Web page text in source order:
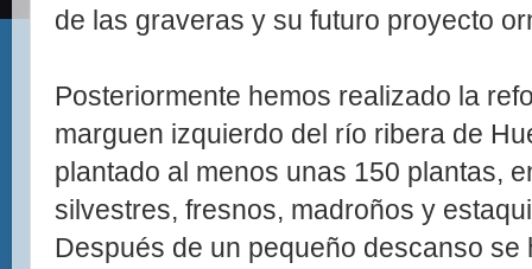
de las graveras y su futuro proyecto
Posteriormente hemos realizado la
marguen izquierdo del río ribera de
plantado al menos unas 150 plantas,
silvestres, fresnos, madroños y
Después de un pequeño descanso se